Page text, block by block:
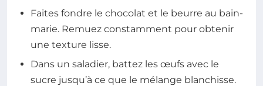
Faites fondre le chocolat et le beurre au bain-
marie. Remuez constamment pour obtenir
une texture lisse.
Dans un saladier, battez les œufs avec le
sucre jusqu’à ce que le mélange blanchisse.